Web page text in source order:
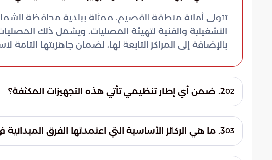
تتولى أمانة منطقة القصيم، ممثلة ببلدية محافظة
التشغيلية والفنية لتهيئة المصليات. ويشمل ذلك
بالإضافة إلى المراكز التابعة لها، لضمان جاهزيتها
022. ضمن أي إطار تنظيمي تأتي هذه التجهيزات المكثفة؟
تهدف هذه الخطة إلى توفير بيئة روحانية آمنة ومريحة،
تملؤها السكينة والطمأنينة والارتقاء بجودة الخدمات
033. ما هي الركائز الأساسية التي اعتمدتها الفرق الميدانية في خطة الصيانة؟